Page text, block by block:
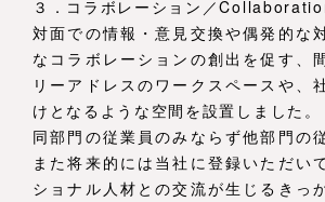
３．コラボレーション／
対面での情報・意見交換や偶発的な
なコラボレーションの創出を促す、
リーアドレスのワークスペースや、
けとなるような空間を設置しました。
同部門の従業員のみならず他部門の
また将来的には当社に登録いただい
ショナル人材との交流が生じるきっ